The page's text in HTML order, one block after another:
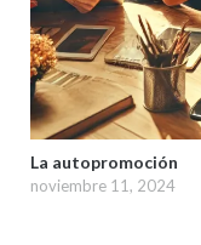
La autopromoción
noviembre 11, 2024